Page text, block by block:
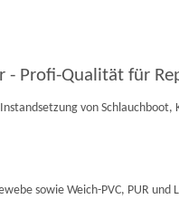
- Profi-Qualität für
von Schlauchboot,
sowie Weich-PVC, PUR